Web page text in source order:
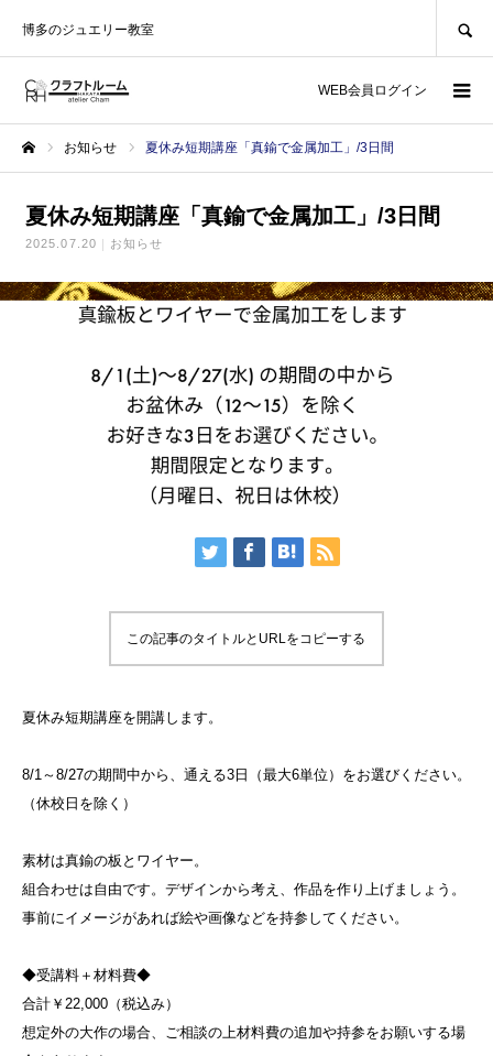
博多のジュエリー教室
WEB会員ログイン
お知らせ 夏休み短期講座「真鍮で金属加工」/3日間
夏休み短期講座「真鍮で金属加工」/3日間
2025.07.20 お知らせ
この記事のタイトルとURLをコピーする
夏休み短期講座を開講します。
8/1～8/27の期間中から、通える3日（最大6単位）をお選びください。
（休校日を除く）
素材は真鍮の板とワイヤー。
組合わせは自由です。デザインから考え、作品を作り上げましょう。
事前にイメージがあれば絵や画像などを持参してください。
◆受講料＋材料費◆
合計￥22,000（税込み）
想定外の大作の場合、ご相談の上材料費の追加や持参をお願いする場